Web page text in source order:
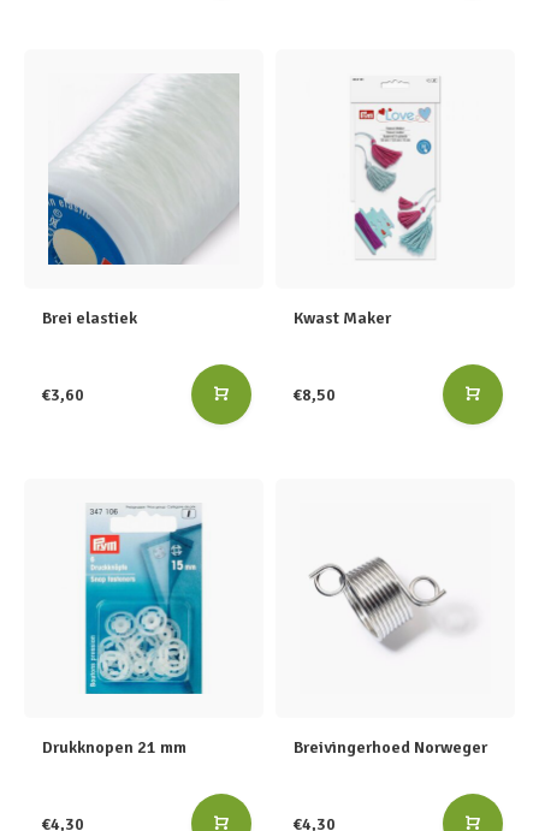
Brei elastiek
€3,60
Kwast Maker
€8,50
Drukknopen 21 mm
€4,30
Breivingerhoed Norweger
€4,30